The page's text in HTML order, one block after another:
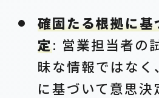
確固たる根拠に
定: 営業担当者の
昧な情報ではなく
に基づいて意思決